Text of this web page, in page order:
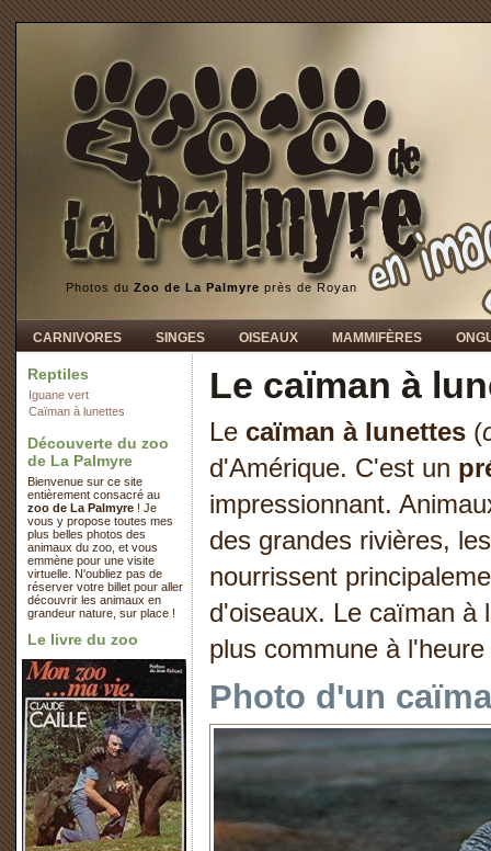
Le caïman à
Le caïman à lunettes (
d'Amérique. C'est un
impressionnant.
des grandes rivières,
nourrissent
d'oiseaux. Le caïman à
plus commune à
Photo d'un
Reptiles
Iguane vert
Caïman à lunettes
Découverte du zoo
de La Palmyre
Bienvenue sur ce site
entièrement consacré au
zoo de La Palmyre ! Je
vous y propose toutes mes
plus belles photos des
animaux du zoo, et vous
emmène pour une visite
virtuelle. N'oubliez pas de
réserver votre billet pour aller
découvrir les animaux en
grandeur nature, sur place !
Le livre du zoo
Photos du Zoo de La Palmyre près de Royan
CARNIVORES SINGES OISEAUX MAMMIFÈRES